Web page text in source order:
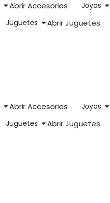
Abrir Accesorios Joyas
Juguetes Abrir Juguetes
Abrir Accesorios Joyas
Juguetes Abrir Juguetes